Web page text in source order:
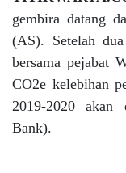
gembira datang
(AS). Setelah
bersama pejabat
CO2e kelebihan
2019-2020
Bank).